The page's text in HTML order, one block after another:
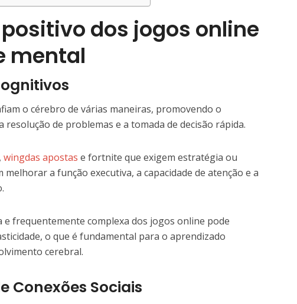
dos jogos online
mental
o cérebro de várias maneiras, promovendo o
resolução de problemas e a tomada de decisão rápida.
wingdas apostas e fortnite que exigem estratégia ou
a função executiva, a capacidade de atenção e a
frequentemente complexa dos jogos online pode
o que é fundamental para o aprendizado
cerebral.
Conexões Sociais